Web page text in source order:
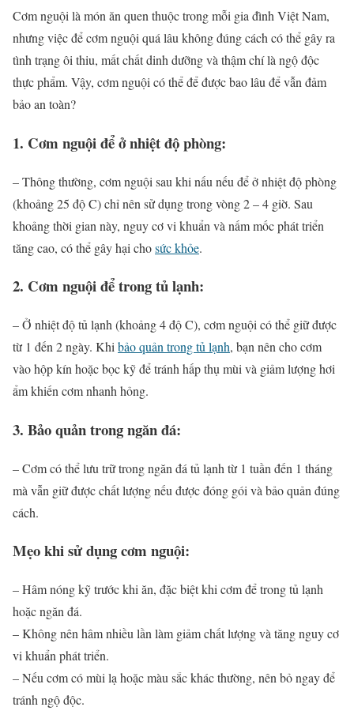
Cơm nguội là món ăn quen thuộc trong mỗi gia đình Việt Nam,
nhưng việc để cơm nguội quá lâu không đúng cách có thể gây ra
tình trạng ôi thiu, mất chất dinh dưỡng và thậm chí là ngộ độc
thực phẩm. Vậy, cơm nguội có thể để được bao lâu để vẫn đảm
bảo an toàn?
1. Cơm nguội để ở nhiệt độ phòng:
– Thông thường, cơm nguội sau khi nấu nếu để ở nhiệt độ phòng
(khoảng 25 độ C) chỉ nên sử dụng trong vòng 2 – 4 giờ. Sau
khoảng thời gian này, nguy cơ vi khuẩn và nấm mốc phát triển
tăng cao, có thể gây hại chosức khỏe.
2. Cơm nguội để trong tủ lạnh:
– Ở nhiệt độ tủ lạnh (khoảng 4 độ C), cơm nguội có thể giữ được
từ 1 đến 2 ngày. Khi bảo quản trong tủ lạnh, bạn nên cho cơm
vào hộp kín hoặc bọc kỹ để tránh hấp thụ mùi và giảm lượng hơi
ẩm khiến cơm nhanh hỏng.
3. Bảo quản trong ngăn đá:
– Cơm có thể lưu trữ trong ngăn đá tủ lạnh từ 1 tuần đến 1 tháng
mà vẫn giữ được chất lượng nếu được đóng gói và bảo quản đúng
cách.
Mẹo khi sử dụng cơm nguội:
– Hâm nóng kỹ trước khi ăn, đặc biệt khi cơm để trong tủ lạnh
hoặc ngăn đá.
– Không nên hâm nhiều lần làm giảm chất lượng và tăng nguy cơ
vi khuẩn phát triển.
– Nếu cơm có mùi lạ hoặc màu sắc khác thường, nên bỏ ngay để
tránh ngộ độc.